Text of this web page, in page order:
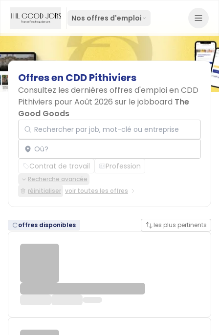
Nos offres d'emploi
Offresen CDDPithiviers
Consultez les dernières offres d'emploi en CDD
Pithiviers pour Août 2026 sur le jobboard The
Good Goods
Rechercher par job, mot-clé ou entreprise
Localisation
Contrat de travail Profession
Recherche avancée
réinitialiser voir toutes les offres
offres disponibles les plus pertinents